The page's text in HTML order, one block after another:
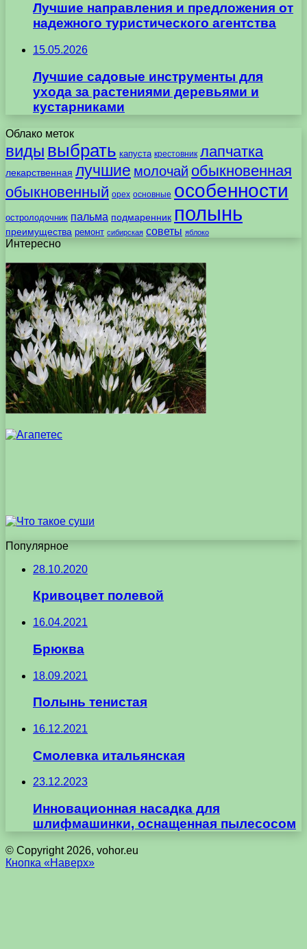
Лучшие направления и предложения от
надежного туристического агентства
15.05.2026
Лучшие садовые инструменты для
ухода за растениями деревьями и
кустарниками
Облако меток
виды выбрать капуста крестовник лапчатка
лекарственная лучшие молочай обыкновенная
обыкновенный орех основные особенности
остролодочник пальма подмаренник полынь
преимущества ремонт сибирская советы яблоко
Интересно
Популярное
28.10.2020
Кривоцвет полевой
16.04.2021
Брюква
18.09.2021
Полынь тенистая
16.12.2021
Смолевка итальянская
23.12.2023
Инновационная насадка для
шлифмашинки, оснащенная пылесосом
© Copyright 2026, vohor.eu
Кнопка «Наверх»